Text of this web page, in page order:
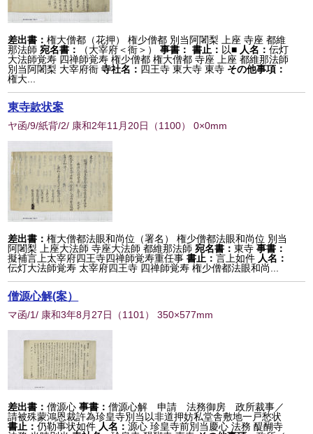
差出書：権大僧都（花押） 権少僧都 別当阿闍梨 上座 寺座 都維
那法師 宛名書： （大宰府＜衙＞） 事書： 書止： 以■ 人名：伝灯
大法師覚寿 四禅師覚寿 権少僧都 権大僧都 寺座 上座 都維那法師
別当阿闍梨 大宰府衙 寺社名： 四王寺 東大寺 東寺 その他事項：
権大...
東寺款状案
ヤ函/9/紙背/2/ 康和2年11月20日 （1100） 0×0mm
差出書：権大僧都法眼和尚位（署名） 権少僧都法眼和尚位 別当
阿闍梨 上座大法師 寺座大法師 都維那法師 宛名書：東寺 事書：
擬補言上太宰府四王寺四禅師覚寿重任事 書止：言上如件 人名：
伝灯大法師覚寿 太宰府四王寺 四禅師覚寿 権少僧都法眼和尚...
僧源心解(案）
マ函/1/ 康和3年8月27日 （1101 ） 350×577mm
差出書：僧源心 事書：僧源心解 申請 法務御房 政所裁事／
請被殊蒙鴻恩裁許為珍皇寺別当以非道押妨私堂舎敷地一戸愁状
書止：仍勒事状如件 人名：源心 珍皇寺前別当慶心 法務 醍醐寺